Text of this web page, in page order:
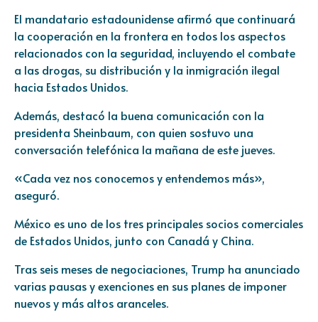
El mandatario estadounidense afirmó que continuará
la cooperación en la frontera en todos los aspectos
relacionados con la seguridad, incluyendo el combate
a las drogas, su distribución y la inmigración ilegal
hacia Estados Unidos.
Además, destacó la buena comunicación con la
presidenta Sheinbaum, con quien sostuvo una
conversación telefónica la mañana de este jueves.
«Cada vez nos conocemos y entendemos más»,
aseguró.
México es uno de los tres principales socios comerciales
de Estados Unidos, junto con Canadá y China.
Tras seis meses de negociaciones, Trump ha anunciado
varias pausas y exenciones en sus planes de imponer
nuevos y más altos aranceles.